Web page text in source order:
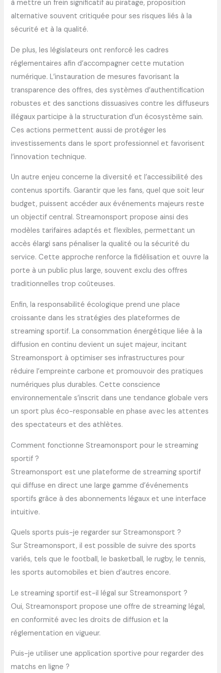
à mettre un frein significatif au piratage, proposition
alternative souvent critiquée pour ses risques liés à la
sécurité et à la qualité.
De plus, les législateurs ont renforcé les cadres
réglementaires afin d’accompagner cette mutation
numérique. L’instauration de mesures favorisant la
transparence des offres, des systèmes d’authentification
robustes et des sanctions dissuasives contre les diffuseurs
illégaux participe à la structuration d’un écosystème sain.
Ces actions permettent aussi de protéger les
investissements dans le sport professionnel et favorisent
l’innovation technique.
Un autre enjeu concerne la diversité et l’accessibilité des
contenus sportifs. Garantir que les fans, quel que soit leur
budget, puissent accéder aux événements majeurs reste
un objectif central. Streamonsport propose ainsi des
modèles tarifaires adaptés et flexibles, permettant un
accès élargi sans pénaliser la qualité ou la sécurité du
service. Cette approche renforce la fidélisation et ouvre la
porte à un public plus large, souvent exclu des offres
traditionnelles trop coûteuses.
Enfin, la responsabilité écologique prend une place
croissante dans les stratégies des plateformes de
streaming sportif. La consommation énergétique liée à la
diffusion en continu devient un sujet majeur, incitant
Streamonsport à optimiser ses infrastructures pour
réduire l’empreinte carbone et promouvoir des pratiques
numériques plus durables. Cette conscience
environnementale s’inscrit dans une tendance globale vers
un sport plus éco-responsable en phase avec les attentes
des spectateurs et des athlètes.
Comment fonctionne Streamonsport pour le streaming
sportif ?
Streamonsport est une plateforme de streaming sportif
qui diffuse en direct une large gamme d’événements
sportifs grâce à des abonnements légaux et une interface
intuitive.
Quels sports puis-je regarder sur Streamonsport ?
Sur Streamonsport, il est possible de suivre des sports
variés, tels que le football, le basketball, le rugby, le tennis,
les sports automobiles et bien d’autres encore.
Le streaming sportif est-il légal sur Streamonsport ?
Oui, Streamonsport propose une offre de streaming légal,
en conformité avec les droits de diffusion et la
réglementation en vigueur.
Puis-je utiliser une application sportive pour regarder des
matchs en ligne ?